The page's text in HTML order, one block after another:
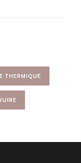
THERMIQUE